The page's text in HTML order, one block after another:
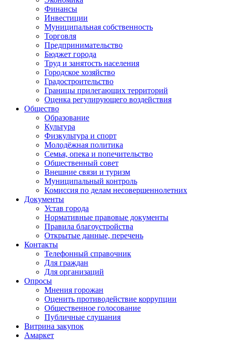
Финансы
Инвестиции
Муниципальная собственность
Торговля
Предпринимательство
Бюджет города
Труд и занятость населения
Городское хозяйство
Градостроительство
Границы прилегающих территорий
Оценка регулирующего воздействия
Общество
Образование
Культура
Физкультура и спорт
Молодёжная политика
Семья, опека и попечительство
Общественный совет
Внешние связи и туризм
Муниципальный контроль
Комиссия по делам несовершеннолетних
Документы
Устав города
Нормативные правовые документы
Правила благоустройства
Открытые данные, перечень
Контакты
Телефонный справочник
Для граждан
Для организаций
Опросы
Мнения горожан
Оценить противодействие коррупции
Общественное голосование
Публичные слушания
Витрина закупок
Амаркет